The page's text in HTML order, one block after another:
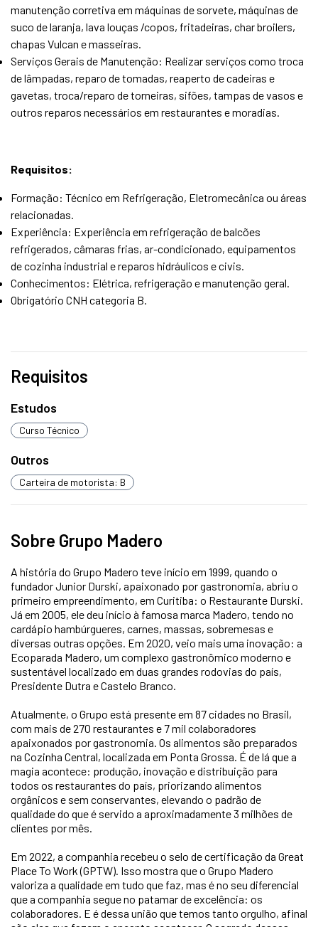
manutenção corretiva em máquinas de sorvete, máquinas de
suco de laranja, lava louças /copos, fritadeiras, char broilers,
chapas Vulcan e masseiras.
Serviços Gerais de Manutenção: Realizar serviços como troca
de lâmpadas, reparo de tomadas, reaperto de cadeiras e
gavetas, troca/reparo de torneiras, sifões, tampas de vasos e
outros reparos necessários em restaurantes e moradias.
Requisitos:
Formação: Técnico em Refrigeração, Eletromecânica ou áreas
relacionadas.
Experiência: Experiência em refrigeração de balcões
refrigerados, câmaras frias, ar-condicionado, equipamentos
de cozinha industrial e reparos hidráulicos e civis.
Conhecimentos: Elétrica, refrigeração e manutenção geral.
Obrigatório CNH categoria B.
Requisitos
Estudos
Curso Técnico
Outros
Carteira de motorista: B
Sobre Grupo Madero
A história do Grupo Madero teve início em 1999, quando o
fundador Junior Durski, apaixonado por gastronomia, abriu o
primeiro empreendimento, em Curitiba: o Restaurante Durski.
Já em 2005, ele deu início à famosa marca Madero, tendo no
cardápio hambúrgueres, carnes, massas, sobremesas e
diversas outras opções. Em 2020, veio mais uma inovação: a
Ecoparada Madero, um complexo gastronômico moderno e
sustentável localizado em duas grandes rodovias do país,
Presidente Dutra e Castelo Branco.
Atualmente, o Grupo está presente em 87 cidades no Brasil,
com mais de 270 restaurantes e 7 mil colaboradores
apaixonados por gastronomia. Os alimentos são preparados
na Cozinha Central, localizada em Ponta Grossa. É de lá que a
magia acontece: produção, inovação e distribuição para
todos os restaurantes do país, priorizando alimentos
orgânicos e sem conservantes, elevando o padrão de
qualidade do que é servido a aproximadamente 3 milhões de
clientes por mês.
Em 2022, a companhia recebeu o selo de certificação da Great
Place To Work (GPTW). Isso mostra que o Grupo Madero
valoriza a qualidade em tudo que faz, mas é no seu diferencial
que a companhia segue no patamar de excelência: os
colaboradores. E é dessa união que temos tanto orgulho, afinal